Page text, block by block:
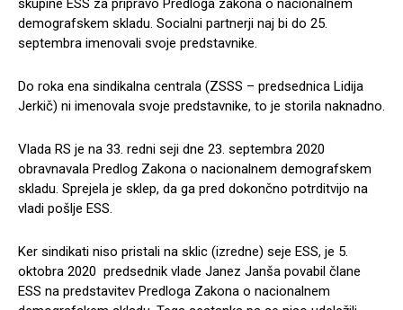
skupine ESS za pripravo Predloga zakona o nacionalnem
demografskem skladu. Socialni partnerji naj bi do 25.
septembra imenovali svoje predstavnike.
Do roka ena sindikalna centrala (ZSSS – predsednica Lidija
Jerkič) ni imenovala svoje predstavnike, to je storila naknadno.
Vlada RS je na 33. redni seji dne 23. septembra 2020
obravnavala Predlog Zakona o nacionalnem demografskem
skladu. Sprejela je sklep, da ga pred dokončno potrditvijo na
vladi pošlje ESS.
Ker sindikati niso pristali na sklic (izredne) seje ESS, je 5.
oktobra 2020 predsednik vlade Janez Janša povabil člane
ESS na predstavitev Predloga Zakona o nacionalnem